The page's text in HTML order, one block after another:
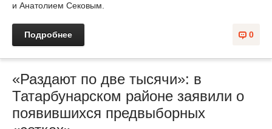
и Анатолием Сековым.
0
Подробнее
«Раздают по две тысячи»: в
Татарбунарском районе заявили о
появившихся предвыборных